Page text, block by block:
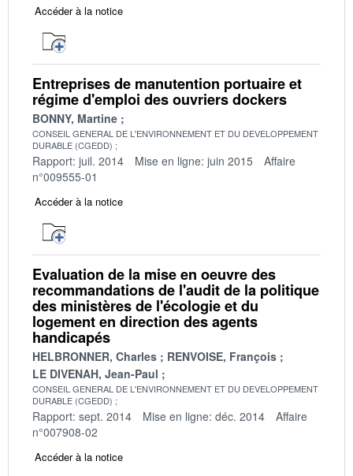
Accéder à la notice
Entreprises de manutention portuaire et
régime d'emploi des ouvriers dockers
BONNY, Martine
CONSEIL GENERAL DE L'ENVIRONNEMENT ET DU DEVELOPPEMENT
DURABLE (CGEDD)
Rapport: juil. 2014 Mise en ligne: juin 2015
Affaire
n°009555-01
Accéder à la notice
Evaluation de la mise en oeuvre des
recommandations de l'audit de la politique
des ministères de l'écologie et du
logement en direction des agents
handicapés
HELBRONNER, Charles
RENVOISE, François
LE DIVENAH, Jean-Paul
CONSEIL GENERAL DE L'ENVIRONNEMENT ET DU DEVELOPPEMENT
DURABLE (CGEDD)
Rapport: sept. 2014 Mise en ligne: déc. 2014
Affaire
n°007908-02
Accéder à la notice